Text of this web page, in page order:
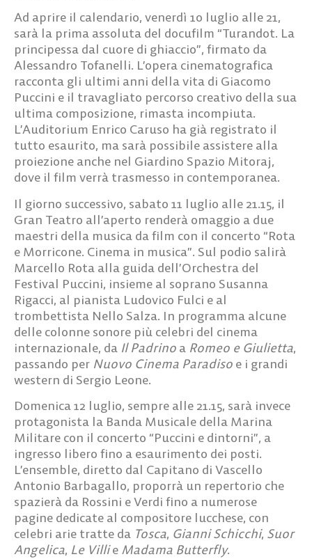
Ad aprire il calendario, venerdì 10 luglio alle 21,
sarà la prima assoluta del docufilm “Turandot. La
principessa dal cuore di ghiaccio”, firmato da
Alessandro Tofanelli. L’opera cinematografica
racconta gli ultimi anni della vita di Giacomo
Puccini e il travagliato percorso creativo della sua
ultima composizione, rimasta incompiuta.
L’Auditorium Enrico Caruso ha già registrato il
tutto esaurito, ma sarà possibile assistere alla
proiezione anche nel Giardino Spazio Mitoraj,
dove il film verrà trasmesso in contemporanea.
Il giorno successivo, sabato 11 luglio alle 21.15, il
Gran Teatro all’aperto renderà omaggio a due
maestri della musica da film con il concerto “Rota
e Morricone. Cinema in musica”. Sul podio salirà
Marcello Rota alla guida dell’Orchestra del
Festival Puccini, insieme al soprano Susanna
Rigacci, al pianista Ludovico Fulci e al
trombettista Nello Salza. In programma alcune
delle colonne sonore più celebri del cinema
internazionale, da Il Padrino a Romeo e Giulietta,
passando per Nuovo Cinema Paradiso e i grandi
western di Sergio Leone.
Domenica 12 luglio, sempre alle 21.15, sarà invece
protagonista la Banda Musicale della Marina
Militare con il concerto “Puccini e dintorni”, a
ingresso libero fino a esaurimento dei posti.
L’ensemble, diretto dal Capitano di Vascello
Antonio Barbagallo, proporrà un repertorio che
spazierà da Rossini e Verdi fino a numerose
pagine dedicate al compositore lucchese, con
celebri arie tratte da Tosca, Gianni Schicchi, Suor
Angelica, Le Villie Madama Butterfly.